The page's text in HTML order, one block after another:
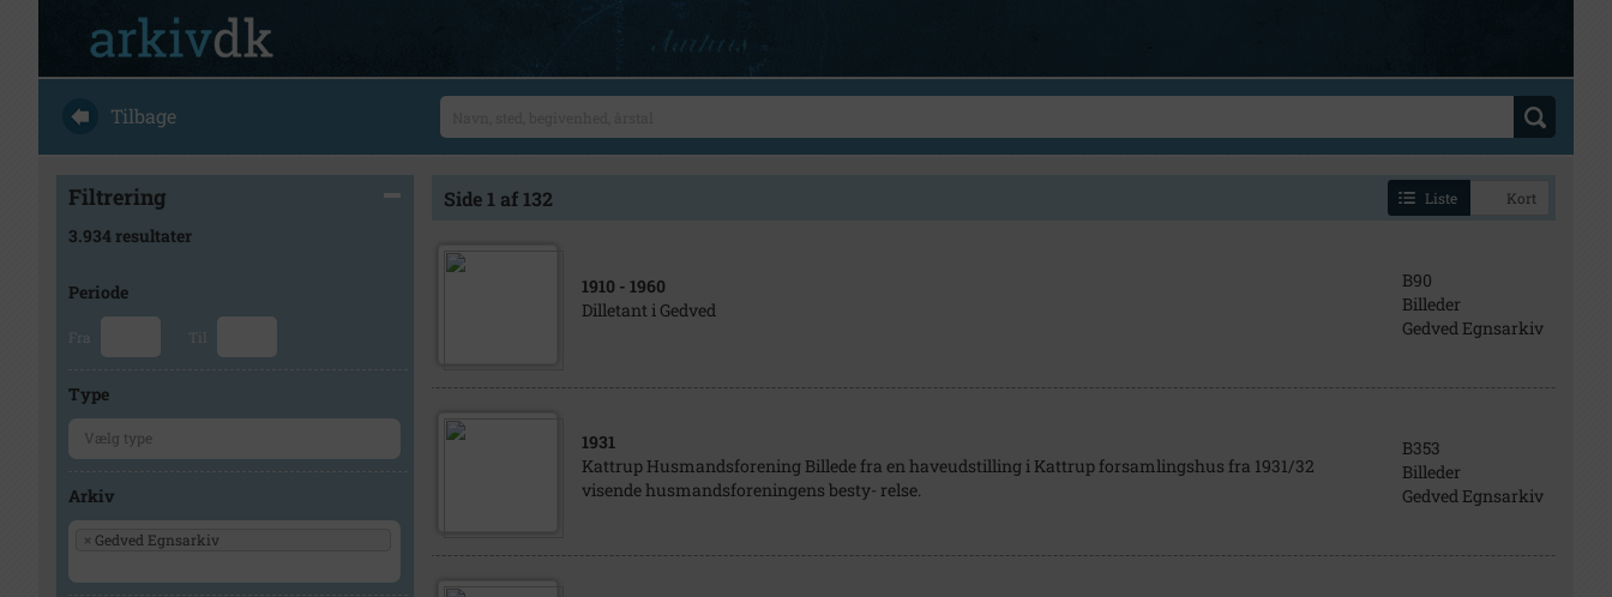
Tilbage
Filtrering
3.934 resultater
Periode
Fra Til
Type
Arkiv
× Gedved Egnsarkiv
Side 1 af 132 Liste Kort
1910 - 1960
Dilletant i Gedved
B90
Billeder
Gedved Egnsarkiv
1931
Kattrup Husmandsforening Billede fra en haveudstilling i Kattrup forsamlingshus fra 1931/32
visende husmandsforeningens besty- relse.
B353
Billeder
Gedved Egnsarkiv